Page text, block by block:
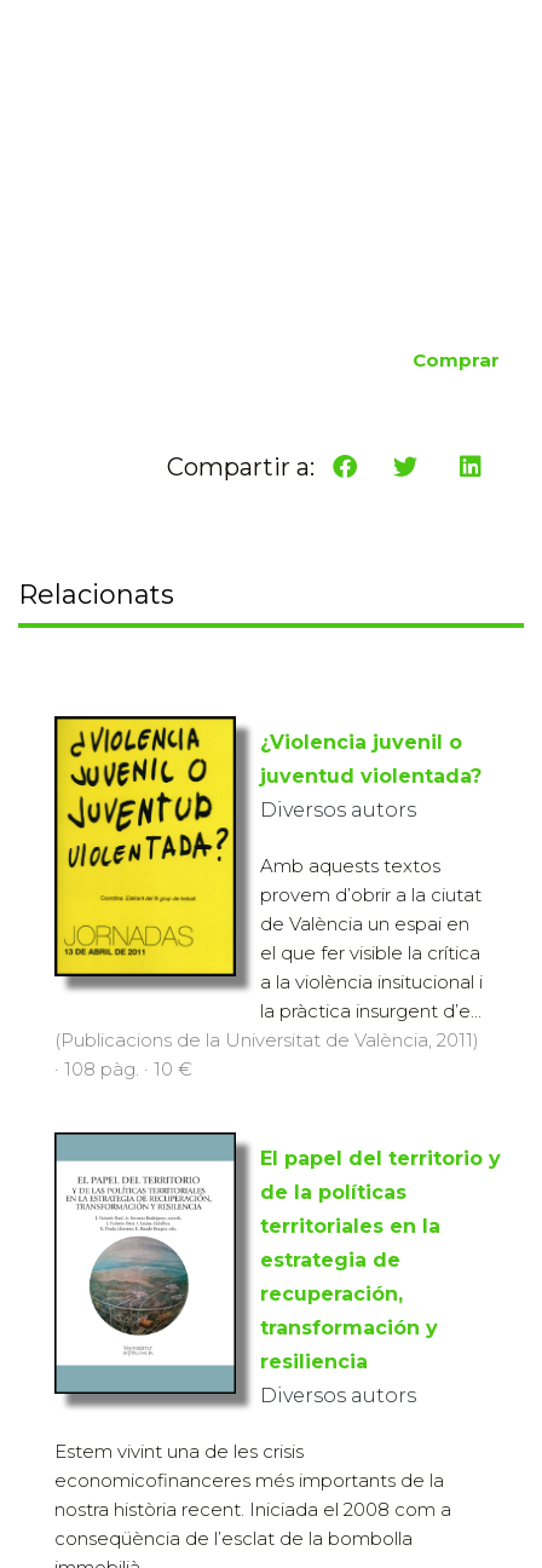
Comprar
Compartir a:
Relacionats
¿Violencia juvenil o
juventud violentada?
Diversos autors
Amb aquests textos
provem d’obrir a la ciutat
de València un espai en
el que fer visible la crítica
a la violència insitucional i
la pràctica insurgent d’e...
(Publicacions de la Universitat de València, 2011)
· 108 pàg. · 10 €
El papel del territorio y
de la políticas
territoriales en la
estrategia de
recuperación,
transformación y
resiliencia
Diversos autors
Estem vivint una de les crisis
economicofinanceres més importants de la
nostra història recent. Iniciada el 2008 com a
conseqüència de l’esclat de la bombolla